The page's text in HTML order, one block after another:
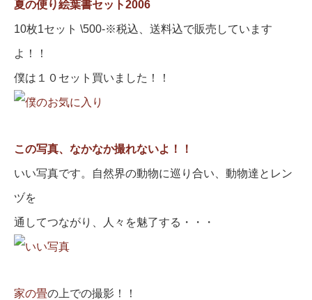
夏の便り絵葉書セット2006
10枚1セット \500-※税込、送料込で販売しています
よ！！
僕は１０セット買いました！！
この写真、なかなか撮れないよ！！
いい写真です。自然界の動物に巡り合い、動物達とレン
ヅを
通してつながり、人々を魅了する・・・
家の畳の上での撮影！！